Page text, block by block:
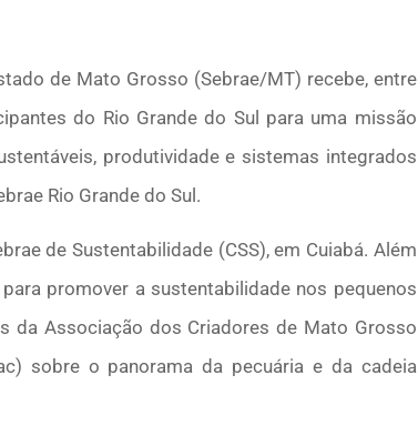
de Mato Grosso (Sebrae/MT) recebe, entre
do Rio Grande do Sul para uma missão
produtividade e sistemas integrados
Rio Grande do Sul.
de Sustentabilidade (CSS), em Cuiabá. Além
promover a sustentabilidade nos pequenos
da Associação dos Criadores de Mato Grosso
sobre o panorama da pecuária e da cadeia